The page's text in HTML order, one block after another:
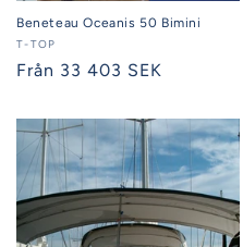
Beneteau Oceanis 50 Bimini
Säljare:
T-TOP
Ordinarie
Från 33 403 SEK